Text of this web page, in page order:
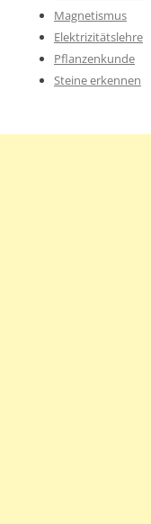
Magnetismus
Elektrizitätslehre
Pflanzenkunde
Steine erkennen